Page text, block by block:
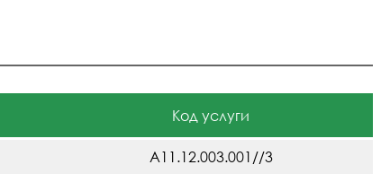
Код услуги
A11.12.003.001//3